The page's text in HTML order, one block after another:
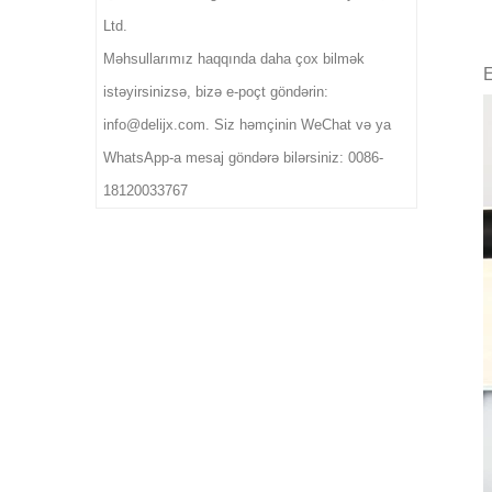
üçün idealdır.
Ltd.
Məhsullarımız haqqında daha çox bilmək
istəyirsinizsə, bizə e-poçt göndərin:
info@delijx.com. Siz həmçinin WeChat və ya
WhatsApp-a mesaj göndərə bilərsiniz: 0086-
18120033767